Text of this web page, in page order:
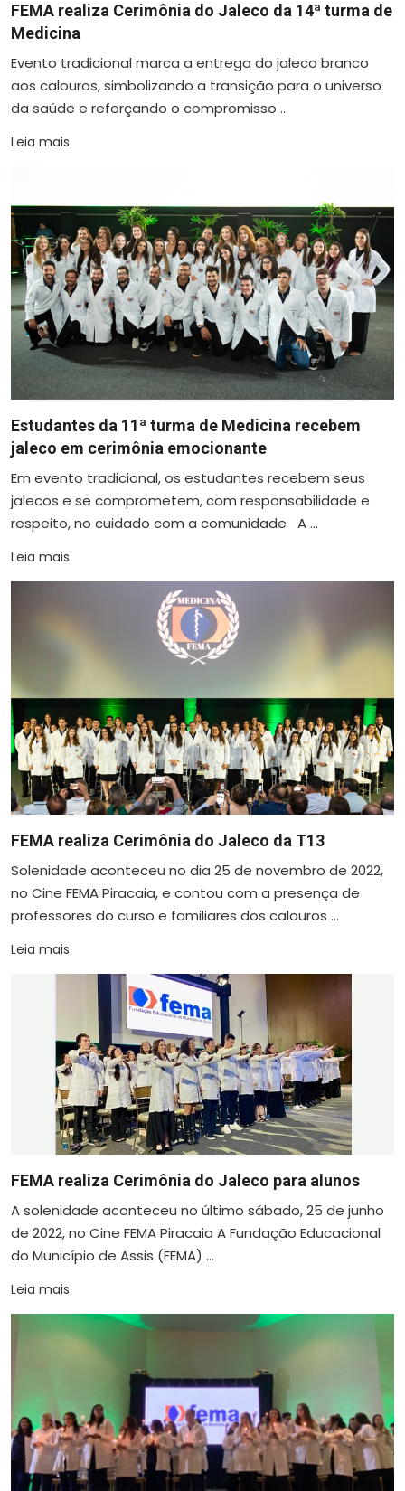
FEMA realiza Cerimônia do Jaleco da 14ª turma de
Medicina
Evento tradicional marca a entrega do jaleco branco
aos calouros, simbolizando a transição para o universo
da saúde e reforçando o compromisso ...
Leia mais
Estudantes da 11ª turma de Medicina recebem
jaleco em cerimônia emocionante
Em evento tradicional, os estudantes recebem seus
jalecos e se comprometem, com responsabilidade e
respeito, no cuidado com a comunidade A ...
Leia mais
FEMA realiza Cerimônia do Jaleco da T13
Solenidade aconteceu no dia 25 de novembro de 2022,
no Cine FEMA Piracaia, e contou com a presença de
professores do curso e familiares dos calouros ...
Leia mais
FEMA realiza Cerimônia do Jaleco para alunos
A solenidade aconteceu no último sábado, 25 de junho
de 2022, no Cine FEMA Piracaia A Fundação Educacional
do Município de Assis (FEMA) ...
Leia mais